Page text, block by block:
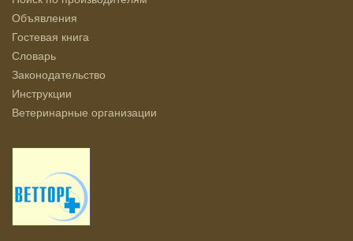
Объявления
Гостевая книга
Словарь
Законодательство
Инструкции
Ветеринарные организации